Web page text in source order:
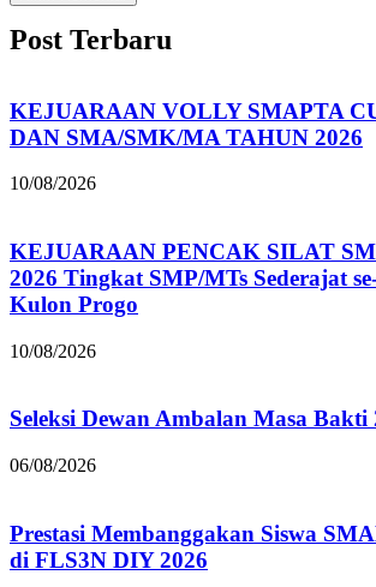
Post Terbaru
KEJUARAAN VOLLY SMAPTA
DAN SMA/SMK/MA TAHUN 2026
10/08/2026
KEJUARAAN PENCAK SILAT
2026 Tingkat SMP/MTs Sederajat
Kulon Progo
10/08/2026
Seleksi Dewan Ambalan Masa Bakti
06/08/2026
Prestasi Membanggakan Siswa
di FLS3N DIY 2026